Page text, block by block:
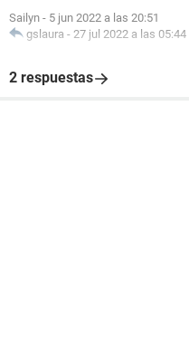
Sailyn - 5 jun 2022 a las 20:51
gslaura - 27 jul 2022 a las 05:44
2 respuestas